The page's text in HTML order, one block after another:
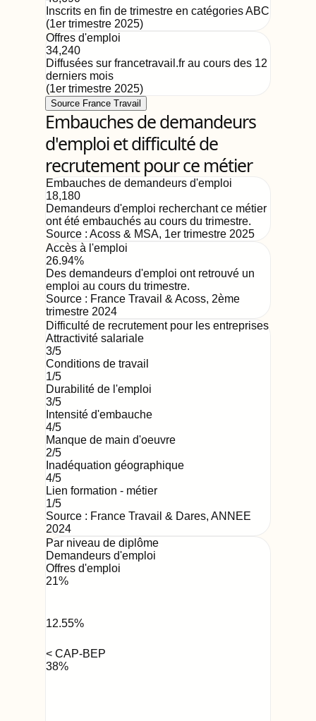
Inscrits en fin de trimestre en catégories ABC
(1er trimestre 2025)
Offres d'emploi
34,240
Diffusées sur francetravail.fr au cours des 12
derniers mois
(1er trimestre 2025)
Source France Travail
Embauches de demandeurs
d'emploi et difficulté de
recrutement pour ce métier
Embauches de demandeurs d'emploi
18,180
Demandeurs d'emploi recherchant ce métier
ont été embauchés au cours du trimestre.
Source : Acoss & MSA, 1er trimestre 2025
Accès à l'emploi
26.94%
Des demandeurs d'emploi ont retrouvé un
emploi au cours du trimestre.
Source : France Travail & Acoss, 2ème
trimestre 2024
Difficulté de recrutement pour les entreprises
Attractivité salariale
3/5
Conditions de travail
1/5
Durabilité de l'emploi
3/5
Intensité d'embauche
4/5
Manque de main d'oeuvre
2/5
Inadéquation géographique
4/5
Lien formation - métier
1/5
Source : France Travail & Dares, ANNEE
2024
Par niveau de diplôme
Demandeurs d'emploi
Offres d'emploi
21%
12.55%
< CAP-BEP
38%